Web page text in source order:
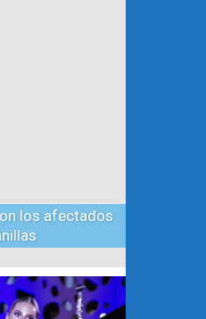
los afectados